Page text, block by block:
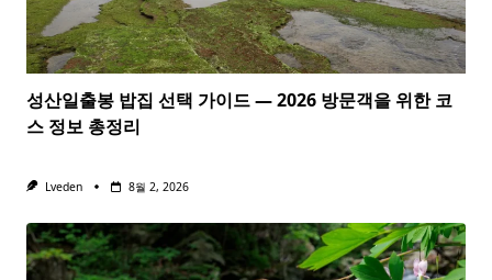
성산일출봉 밥집 선택 가이드 — 2026 방문객을 위한 코
스 정보 총정리
Lveden 8월 2, 2026